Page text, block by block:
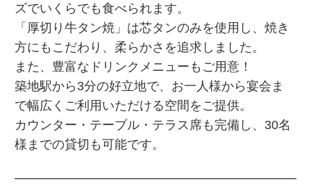
ズでいくらでも食べられます。
「厚切り牛タン焼」は芯タンのみを使用し、焼き
方にもこだわり、柔らかさを追求しました。
また、豊富なドリンクメニューもご用意！
築地駅から3分の好立地で、お一人様から宴会ま
で幅広くご利用いただける空間をご提供。
カウンター・テーブル・テラス席も完備し、30名
様までの貸切も可能です。